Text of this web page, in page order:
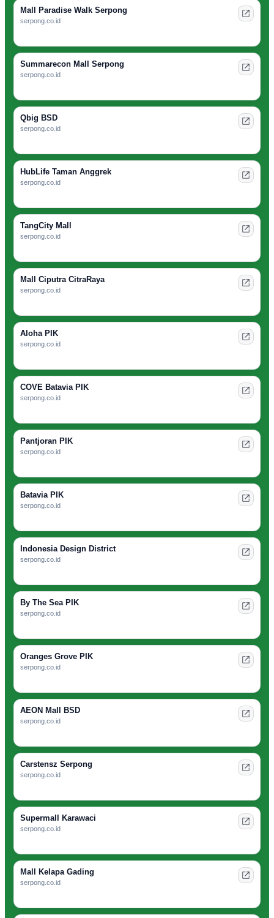
Mall Paradise Walk Serpong
serpong.co.id
Summarecon Mall Serpong
serpong.co.id
Qbig BSD
serpong.co.id
HubLife Taman Anggrek
serpong.co.id
TangCity Mall
serpong.co.id
Mall Ciputra CitraRaya
serpong.co.id
Aloha PIK
serpong.co.id
COVE Batavia PIK
serpong.co.id
Pantjoran PIK
serpong.co.id
Batavia PIK
serpong.co.id
Indonesia Design District
serpong.co.id
By The Sea PIK
serpong.co.id
Oranges Grove PIK
serpong.co.id
AEON Mall BSD
serpong.co.id
Carstensz Serpong
serpong.co.id
Supermall Karawaci
serpong.co.id
Mall Kelapa Gading
serpong.co.id